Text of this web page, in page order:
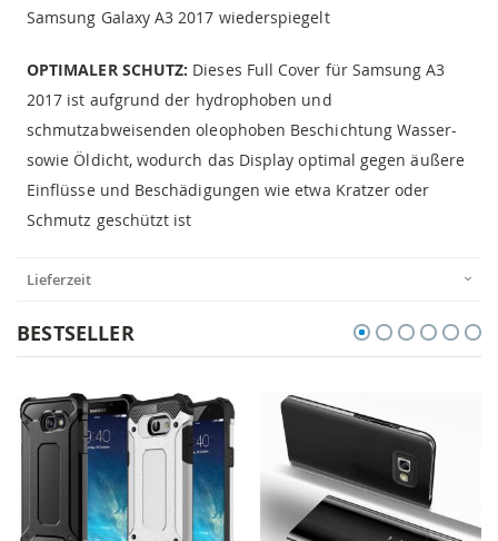
Samsung Galaxy A3 2017 wiederspiegelt
OPTIMALER SCHUTZ: Dieses Full Cover für Samsung A3
2017 ist aufgrund der hydrophoben und
schmutzabweisenden oleophoben Beschichtung Wasser-
sowie Öldicht, wodurch das Display optimal gegen äußere
Einflüsse und Beschädigungen wie etwa Kratzer oder
Schmutz geschützt ist
Lieferzeit
BESTSELLER